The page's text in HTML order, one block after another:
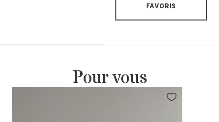
FAVORIS
Pour vous